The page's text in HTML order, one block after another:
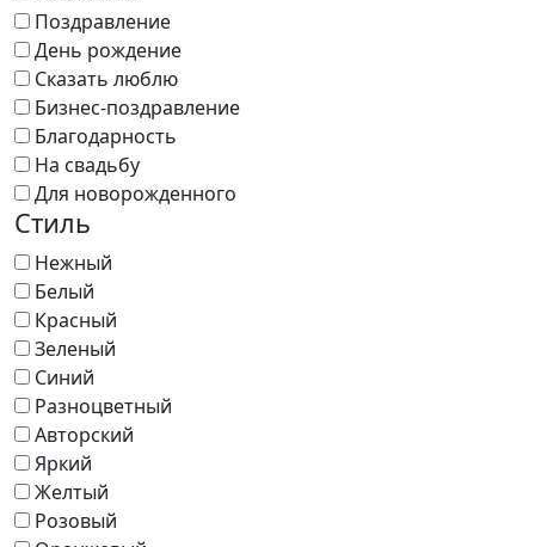
Поздравление
День рождение
Сказать люблю
Бизнес-поздравление
Благодарность
На свадьбу
Для новорожденного
Стиль
Нежный
Белый
Красный
Зеленый
Синий
Разноцветный
Авторский
Яркий
Желтый
Розовый